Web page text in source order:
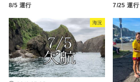
8/5 運行 7/25 運行
海況